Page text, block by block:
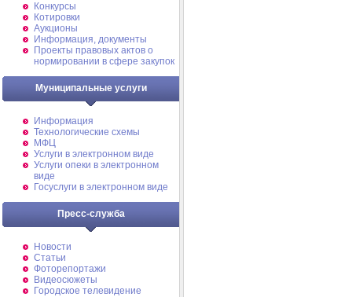
Конкурсы
Котировки
Аукционы
Информация, документы
Проекты правовых актов о
нормировании в сфере закупок
Муниципальные услуги
Информация
Технологические схемы
МФЦ
Услуги в электронном виде
Услуги опеки в электронном
виде
Госуслуги в электронном виде
Пресс-служба
Новости
Статьи
Фоторепортажи
Видеосюжеты
Городское телевидение